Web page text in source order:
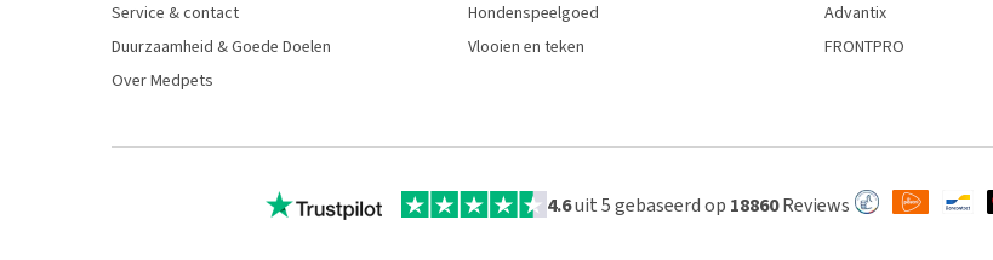
Service & contact
Duurzaamheid & Goede Doelen
Over Medpets
Hondenspeelgoed
Vlooien en teken
Advantix
FRONTPRO
4.6uit 5 gebaseerd op 18860 Reviews